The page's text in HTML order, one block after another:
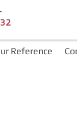
Reference